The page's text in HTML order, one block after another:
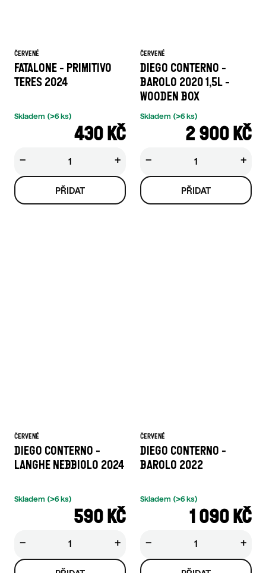
ČERVENÉ
FATALONE - PRIMITIVO
TERES 2024
430 KČ
Skladem (>6 ks)
+
−
ČERVENÉ
DIEGO CONTERNO -
BAROLO 2020 1,5L -
WOODEN BOX
2 900 KČ
Skladem (>6 ks)
+
−
ČERVENÉ
DIEGO CONTERNO -
LANGHE NEBBIOLO 2024
590 KČ
Skladem (>6 ks)
+
−
ČERVENÉ
DIEGO CONTERNO -
BAROLO 2022
1 090 KČ
Skladem (>6 ks)
+
−